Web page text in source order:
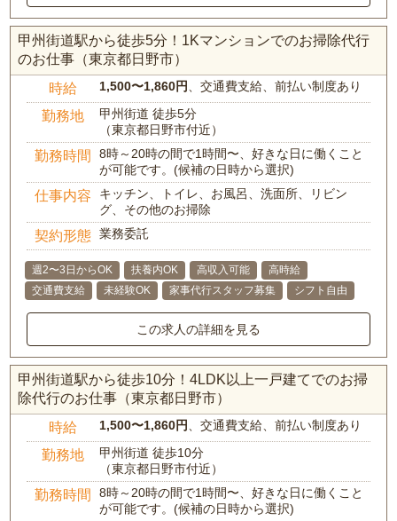
甲州街道駅から徒歩5分！1Kマンションでのお掃除代行
のお仕事（東京都日野市）
時給 1,500〜1,860円 、交通費支給、前払い制度あり
勤務地
甲州街道 徒歩5分
（東京都日野市付近）
勤務時間
8時～20時の間で1時間〜、好きな日に働くこと
が可能です。(候補の日時から選択)
仕事内容
キッチン、トイレ、お風呂、洗面所、リビン
グ、その他のお掃除
契約形態 業務委託
週2〜3日からOK 扶養内OK 高収入可能
高時給
交通費支給
未経験OK 家事代行スタッフ募集 シフト自由
この求人の詳細を見る
甲州街道駅から徒歩10分！4LDK以上一戸建てでのお掃
除代行のお仕事（東京都日野市）
時給 1,500〜1,860円 、交通費支給、前払い制度あり
勤務地
甲州街道 徒歩10分
（東京都日野市付近）
勤務時間
8時～20時の間で1時間〜、好きな日に働くこと
が可能です。(候補の日時から選択)